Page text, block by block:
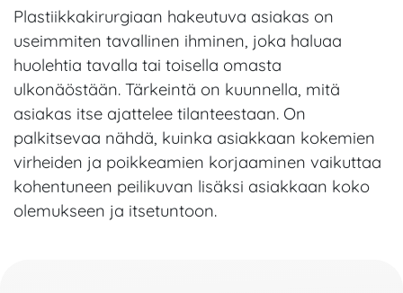
Plastiikkakirurgiaan hakeutuva asiakas on
useimmiten tavallinen ihminen, joka haluaa
huolehtia tavalla tai toisella omasta
ulkonäöstään. Tärkeintä on kuunnella, mitä
asiakas itse ajattelee tilanteestaan. On
palkitsevaa nähdä, kuinka asiakkaan kokemien
virheiden ja poikkeamien korjaaminen vaikuttaa
kohentuneen peilikuvan lisäksi asiakkaan koko
olemukseen ja itsetuntoon.